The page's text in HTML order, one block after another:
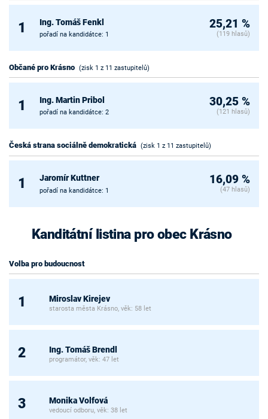
1 Ing. Tomáš Fenkl
pořadí na kandidátce: 1
25,21 %
(119 hlasů)
Občané pro Krásno (zisk 1 z 11 zastupitelů)
1 Ing. Martin Pribol
pořadí na kandidátce: 2
30,25 %
(121 hlasů)
Česká strana sociálně demokratická (zisk 1 z 11 zastupitelů)
1 Jaromír Kuttner
pořadí na kandidátce: 1
16,09 %
(47 hlasů)
Kanditátní listina pro obec Krásno
Volba pro budoucnost
1 Miroslav Kirejev
starosta města Krásno, věk: 58 let
2 Ing. Tomáš Brendl
programátor, věk: 47 let
3 Monika Volfová
vedoucí odboru, věk: 38 let